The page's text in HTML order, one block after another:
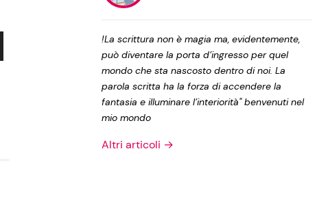
Privacy Policy
!La scrittura non è magia ma, evidentemente,
può diventare la porta d’ingresso per quel
mondo che sta nascosto dentro di noi. La
parola scritta ha la forza di accendere la
fantasia e illuminare l’interiorità" benvenuti nel
mio mondo
Altri articoli →